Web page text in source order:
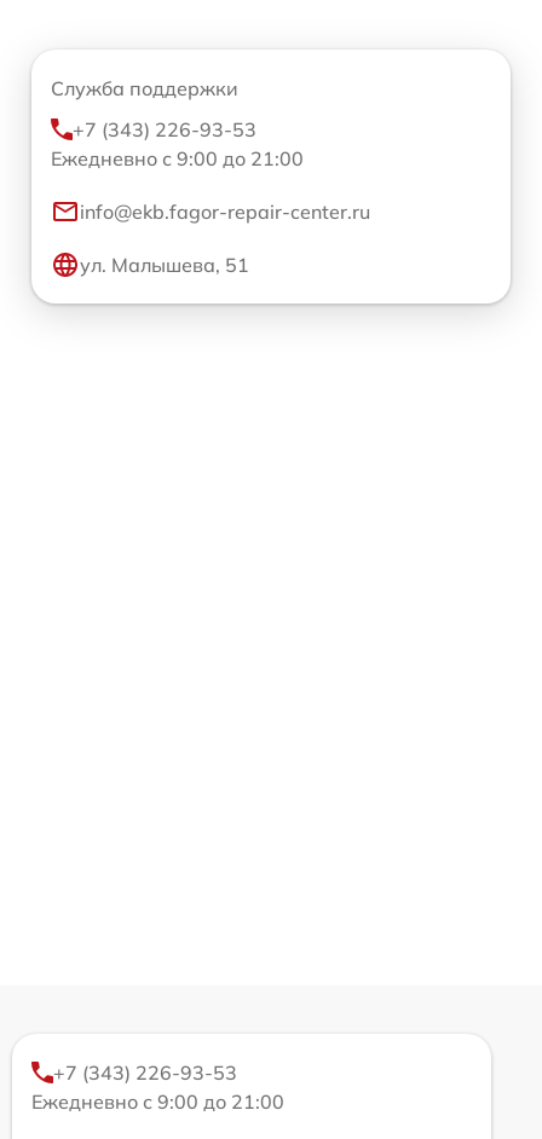
Служба поддержки
+7 (343) 226-93-53
Ежедневно с 9:00 до 21:00
info@ekb.fagor-repair-center.ru
ул. Малышева, 51
+7 (343) 226-93-53
Ежедневно с 9:00 до 21:00